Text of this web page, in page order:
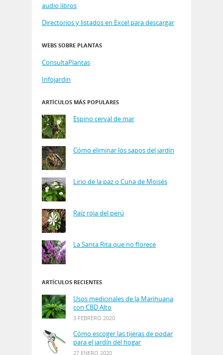
audio libros
Directorios y listados en Excel para descargar
WEBS SOBRE PLANTAS
ConsultaPlantas
Infojardin
ARTÍCULOS MÁS POPULARES
Espino cerval de mar
Cómo eliminar los sapos del jardín
Lirio de la paz o Cuna de Moisés
Raíz roja del perú
La Santa Rita que no florece
ARTÍCULOS RECIENTES
Usos medicinales de la Marihuana
con CBD Alto
3 FEBRERO 2020
Cómo escoger las tijeras de podar
para el jardín del hogar
27 ENERO 2020